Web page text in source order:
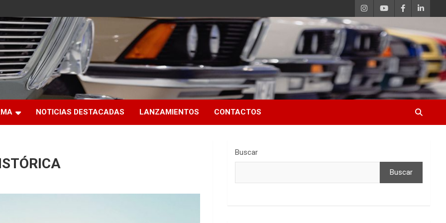
NOTICIAS DESTACADAS LANZAMIENTOS CONTACTOS
Buscar
Buscar